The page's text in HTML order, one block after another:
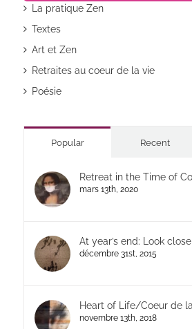
La pratique Zen
Textes
Art et Zen
Retraites au coeur de la vie
Poésie
Popular Recent
Retreat in the Time of
mars 13th, 2020
At year’s end: Look
décembre 31st, 2015
Heart of Life/Coeur de la
novembre 13th, 2018